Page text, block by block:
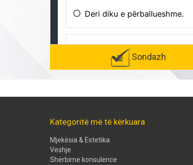
Sondazh
Kategoritë më të kërkuara
Mjekësia & Estetika
Veshje
Shërbime konsulence